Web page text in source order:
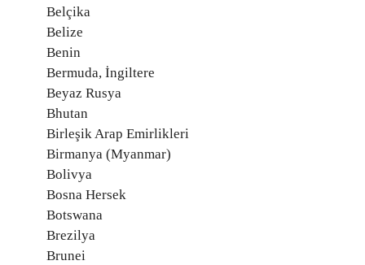
Belçika
Belize
Benin
Bermuda, İngiltere
Beyaz Rusya
Bhutan
Birleşik Arap Emirlikleri
Birmanya (Myanmar)
Bolivya
Bosna Hersek
Botswana
Brezilya
Brunei